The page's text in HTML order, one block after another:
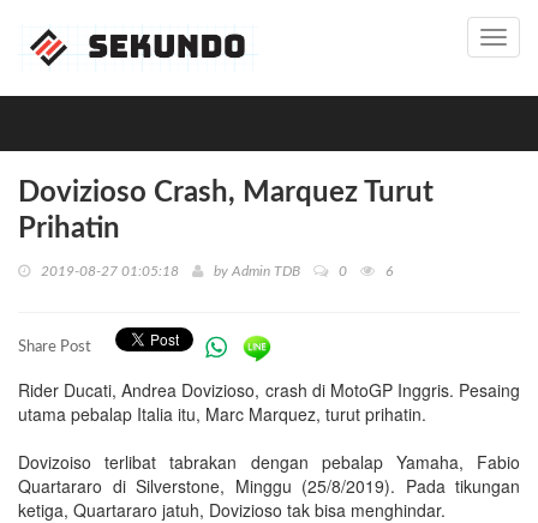
Dovizioso Crash, Marquez Turut
Prihatin
2019-08-27 01:05:18 by Admin TDB 0 6
Share Post
Rider Ducati, Andrea Dovizioso, crash di MotoGP Inggris. Pesaing
utama pebalap Italia itu, Marc Marquez, turut prihatin.
Dovizoiso terlibat tabrakan dengan pebalap Yamaha, Fabio
Quartararo di Silverstone, Minggu (25/8/2019). Pada tikungan
ketiga, Quartararo jatuh, Dovizioso tak bisa menghindar.